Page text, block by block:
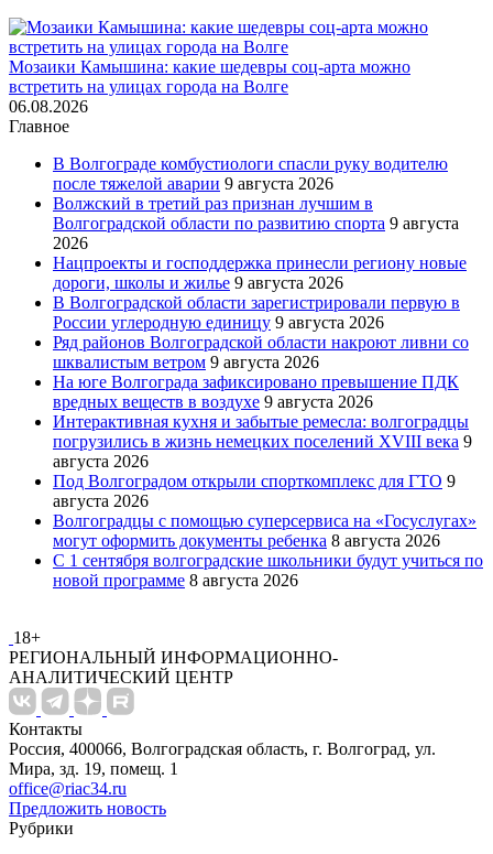
Мозаики Камышина: какие шедевры соц-арта можно
встретить на улицах города на Волге
06.08.2026
Главное
В Волгограде комбустиологи спасли руку водителю
после тяжелой аварии 9 августа 2026
Волжский в третий раз признан лучшим в
Волгоградской области по развитию спорта 9 августа
2026
Нацпроекты и господдержка принесли региону новые
дороги, школы и жилье 9 августа 2026
В Волгоградской области зарегистрировали первую в
России углеродную единицу 9 августа 2026
Ряд районов Волгоградской области накроют ливни со
шквалистым ветром 9 августа 2026
На юге Волгограда зафиксировано превышение ПДК
вредных веществ в воздухе 9 августа 2026
Интерактивная кухня и забытые ремесла: волгоградцы
погрузились в жизнь немецких поселений XVIII века 9
августа 2026
Под Волгоградом открыли спорткомплекс для ГТО 9
августа 2026
Волгоградцы с помощью суперсервиса на «Госуслугах»
могут оформить документы ребенка 8 августа 2026
С 1 сентября волгоградские школьники будут учиться по
новой программе 8 августа 2026
18+
РЕГИОНАЛЬНЫЙ ИНФОРМАЦИОННО-
АНАЛИТИЧЕСКИЙ ЦЕНТР
Контакты
Россия, 400066, Волгоградская область, г. Волгоград, ул.
Мира, зд. 19, помещ. 1
office@riac34.ru
Предложить новость
Рубрики